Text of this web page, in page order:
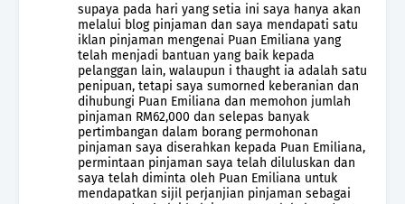
supaya pada hari yang setia ini saya hanya akan
melalui blog pinjaman dan saya mendapati satu
iklan pinjaman mengenai Puan Emiliana yang
telah menjadi bantuan yang baik kepada
pelanggan lain, walaupun i thaught ia adalah satu
penipuan, tetapi saya sumorned keberanian dan
dihubungi Puan Emiliana dan memohon jumlah
pinjaman RM62,000 dan selepas banyak
pertimbangan dalam borang permohonan
pinjaman saya diserahkan kepada Puan Emiliana,
permintaan pinjaman saya telah diluluskan dan
saya telah diminta oleh Puan Emiliana untuk
mendapatkan sijil perjanjian pinjaman sebagai